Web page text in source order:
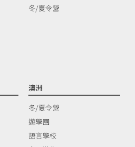
冬/夏令營
澳洲
冬/夏令營
遊學團
語言學校